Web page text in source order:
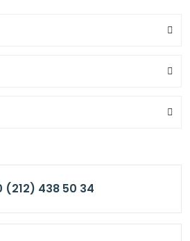
(212) 438 50 34